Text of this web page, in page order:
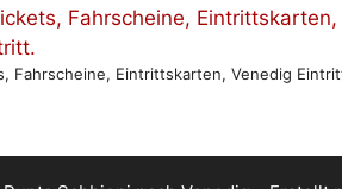
Fahrscheine, Eintrittskarten, Venedig